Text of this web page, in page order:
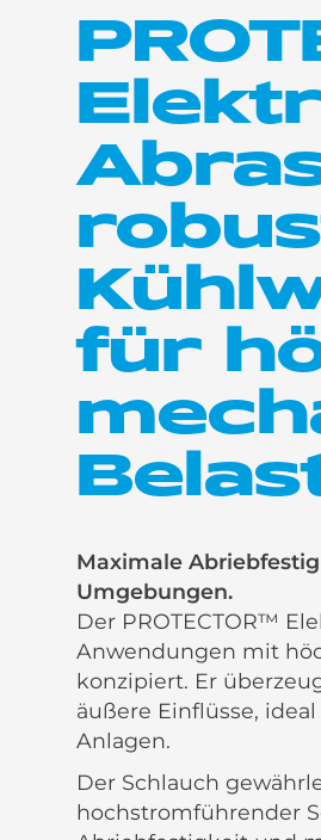
für
Maximale
Umgebungen.
Der PROTECTOR™
Anwendungen mit
konzipiert. Er
äußere Einflüsse,
Anlagen.
Der Schlauch
hochstromführender